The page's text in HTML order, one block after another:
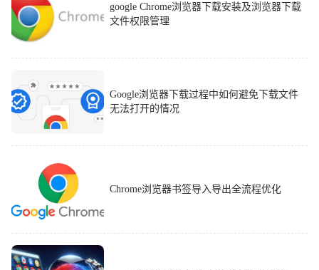
google Chrome浏览器下载安装及浏览器下载
文件权限管理
Google浏览器下载过程中如何避免下载文件
无法打开的情况
Chrome浏览器书签导入导出全流程优化